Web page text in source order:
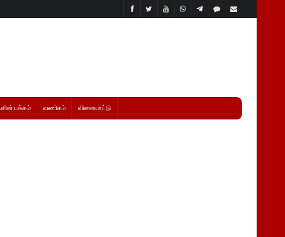
பக்கம் வணிகம் விளையாட்டு